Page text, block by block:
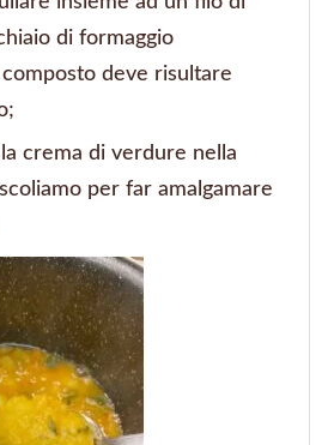
di formaggio
deve risultare
crema di verdure nella
per far amalgamare